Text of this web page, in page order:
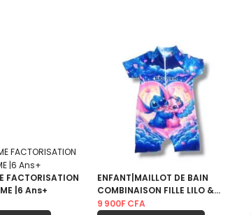
FACTORISATION
|6 Ans+
ENFANT|MAILLOT DE BAIN
COMBINAISON FILLE LILO &
STITCH |1- 10Ans
9 900F CFA